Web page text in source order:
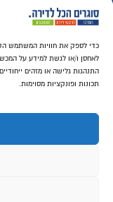
לאחסן ו/או לגשת למידע על
התנהגות גלישה או מזהים
תכונות ופונקציות מסוימות.